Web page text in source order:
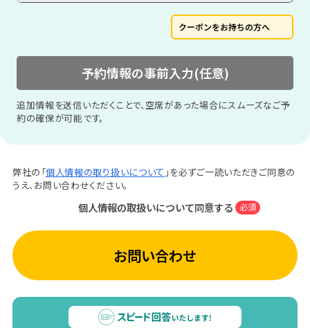
クーポンをお持ちの方へ
予約情報の事前入力(任意)
追加情報を送信いただくことで、空席があった場合にスムーズなご予
約の確保が可能です。
弊社の「個人情報の取り扱いについて 」を必ずご一読いただきご同意の
うえ、お問い合わせください。
個人情報の取扱いについて同意する 必須
お問い合わせ